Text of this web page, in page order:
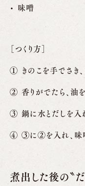
味噌
［つくり方］
きのこを手でさき
香りがでたら、油
鍋に水とだしを入
③に②を入れ、味噌
煮出した後の〝だ